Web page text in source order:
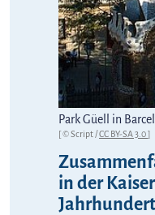
Park Güell in
[ © Script /CC BY-SA 3.0]
in der